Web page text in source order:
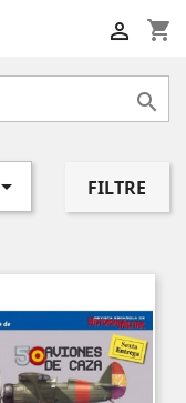
shopping_cart


 FILTRE